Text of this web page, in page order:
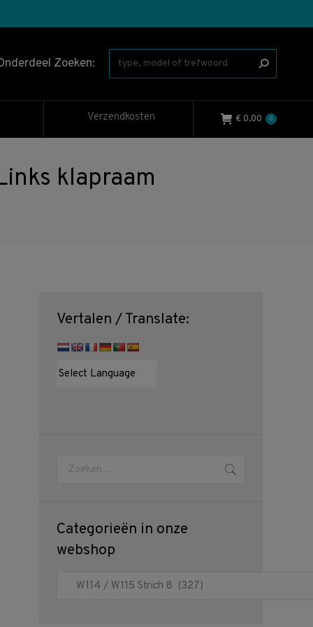
Zoeken:
Verzendkosten € 0,00 0
klapraam
Vertalen / Translate:
Zoeken:
Categorieën in onze
webshop